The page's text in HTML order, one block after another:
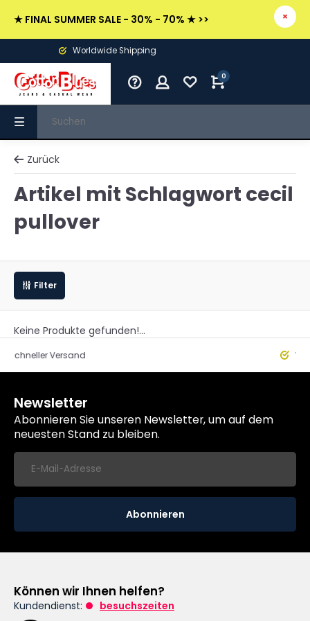
★ FINAL SUMMER SALE - 30% - 70% ★ >>
Worldwide Shipping
0
Zurück
Artikel mit Schlagwort cecil
pullover
Filter
Keine Produkte gefunden!...
Versand
Newsletter
Abonnieren Sie unseren Newsletter, um auf dem
neuesten Stand zu bleiben.
Abonnieren
Können wir Ihnen helfen?
Kundendienst:
besuchszeiten